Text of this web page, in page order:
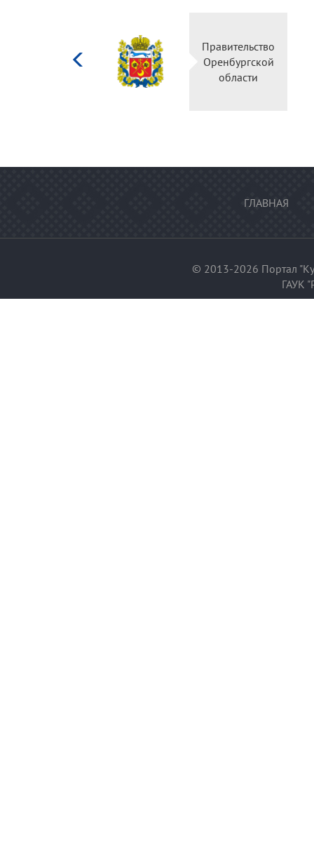
Министерство
культуры
Российской
федерации
ГЛАВНАЯ
© 2013-2026 Портал
ГАУК